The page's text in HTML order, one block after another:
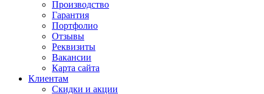
Производство
Гарантия
Портфолио
Отзывы
Реквизиты
Вакансии
Карта сайта
Клиентам
Скидки и акции